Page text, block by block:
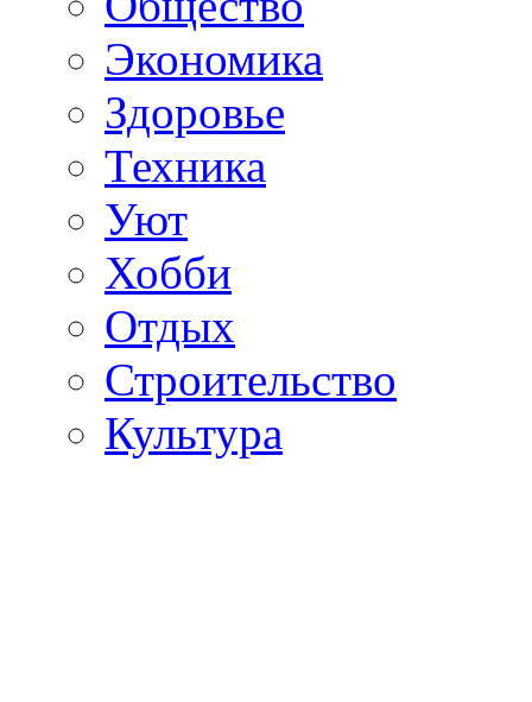
Экономика
Здоровье
Техника
Уют
Хобби
Отдых
Строительство
Культура